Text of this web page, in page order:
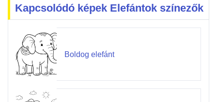
Kapcsolódó képek Elefántok színezők
Boldog elefánt